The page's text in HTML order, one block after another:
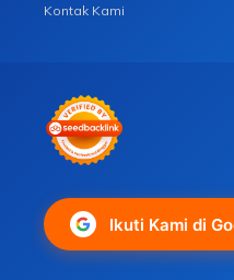
Kontak Kami
Ikuti Kami di